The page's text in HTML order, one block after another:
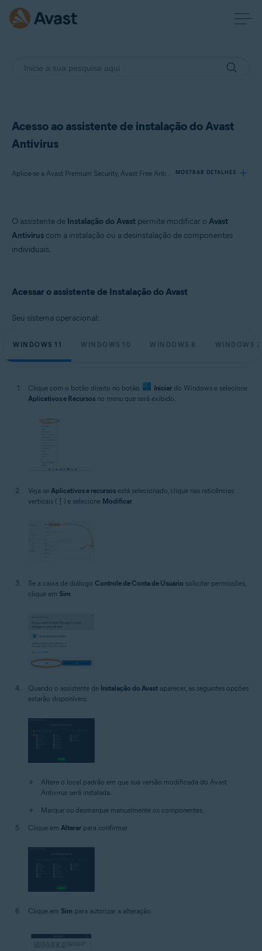
Acesso ao assistente de instalação do Avast
Antivirus
Aplica-se a Avast Premium Security, Avast Free Antivirus MOSTRAR DETALHES
Produtos:
Avast Premium Security 22.x
Microsoft Windows 10 Home / Pro / Enterprise / Education - 32 / 64-bit
Microsoft Windows 8 / Pro / Enterprise - 32 / 64-bit
atualização de pacote cumulativo de conveniência, 32/64 bits
O assistente de Instalação do Avast permite modificar o Avast
Antivirus com a instalação ou a desinstalação de componentes
individuais.
Acessar o assistente de Instalação do Avast
Seu sistema operacional:
WINDOWS 11 WINDOWS 10 WINDOWS 8 WINDOWS 7
Clique com o botão direito no botão Iniciar do Windows e selecione
Aplicativos e Recursos no menu que será exibido.
Veja se Aplicativos e recursos está selecionado, clique nas reticências
verticais ( ⋮ ) e selecione Modificar.
Se a caixa de diálogo Controle de Conta de Usuário solicitar permissões,
clique em Sim
Quando o assistente de Instalação do Avast aparecer, as seguintes opções
estarão disponíveis:
Altere o local padrão em que sua versão modificada do Avast
Antivirus será instalada.
Marque ou desmarque manualmente os componentes.
Clique em Alterar para confirmar.
Clique em Sim para autorizar a alteração.